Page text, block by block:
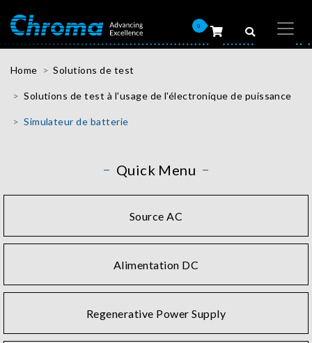
0
Home Solutions de test
Solutions de test à l'usage de l'électronique de puissance
Simulateur de batterie
Quick Menu
Source AC
Alimentation DC
Regenerative Power Supply